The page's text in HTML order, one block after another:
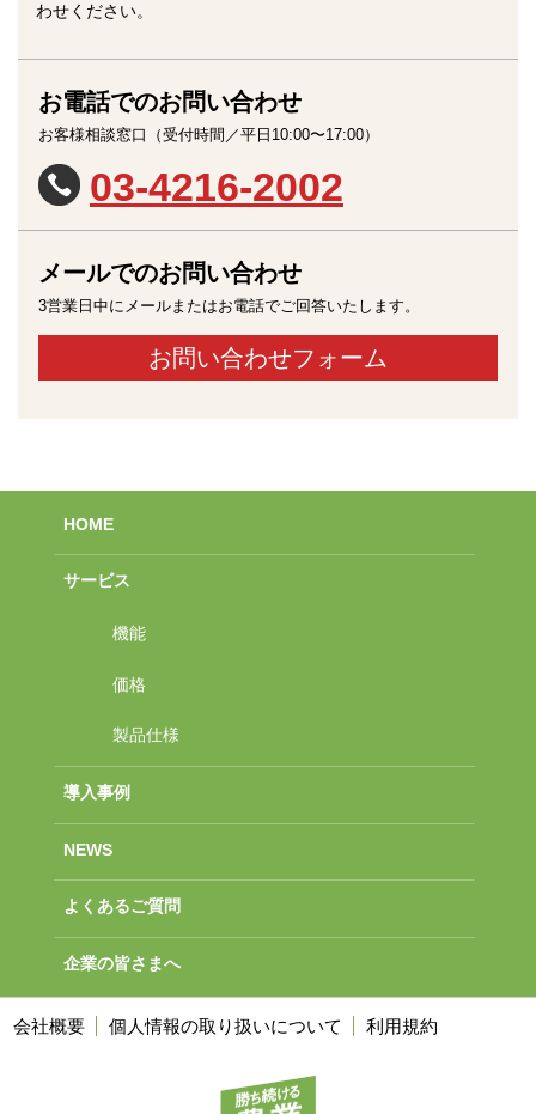
わせください。
お電話でのお問い合わせ
お客様相談窓口（受付時間／平日10:00〜17:00）
03-4216-2002
メールでのお問い合わせ
3営業日中にメールまたはお電話でご回答いたします。
お問い合わせフォーム
HOME
サービス
機能
価格
製品仕様
導入事例
NEWS
よくあるご質問
企業の皆さまへ
会社概要 個人情報の取り扱いについて 利用規約